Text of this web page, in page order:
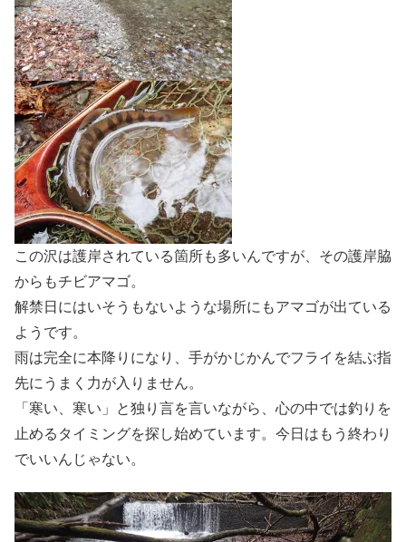
この沢は護岸されている箇所も多いんですが、その護岸脇
からもチビアマゴ。
解禁日にはいそうもないような場所にもアマゴが出ている
ようです。
雨は完全に本降りになり、手がかじかんでフライを結ぶ指
先にうまく力が入りません。
「寒い、寒い」と独り言を言いながら、心の中では釣りを
止めるタイミングを探し始めています。今日はもう終わり
でいいんじゃない。